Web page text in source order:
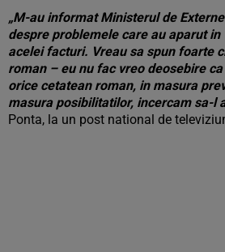
„M-au informat Ministerul de
despre problemele care au aparut
acelei facturi. Vreau sa spun foarte
roman – eu nu fac vreo deosebire
orice cetatean roman, in masura
masura posibilitatilor, incercam sa-l
Ponta, la un post national de